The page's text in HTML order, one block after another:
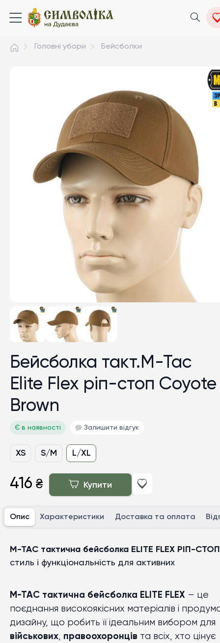
Головні убори Бейсболки
Бейсболка такт.M-Tac
Elite Flex ріп-стоп Coyote
Brown
Є в наявності Залишити відгук
XS S/M L/XL
416 ₴ Купити
Опис Характеристики Доставка та оплата
M-TAC тактична бейсболка ELITE FLEX РІП-СТОП
стиль і функціональність для активних
M-TAC тактична бейсболка ELITE FLEX – це
поєднання високоякісних матеріалів і
дизайну, що робить її ідеальним вибором для
військових, правоохоронців та всіх, хто цінує